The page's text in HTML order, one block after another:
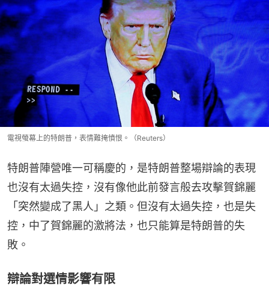
電視螢幕上的特朗普，表情難掩憤恨。（Reuters）
特朗普陣營唯一可稱慶的，是特朗普整場辯論的表現
也沒有太過失控，沒有像他此前發言般去攻擊賀錦麗
「突然變成了黑人」之類。但沒有太過失控，也是失
控，中了賀錦麗的激將法，也只能算是特朗普的失
敗。
辯論對選情影響有限